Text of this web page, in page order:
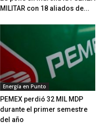
MILITAR con 18 aliados de...
Energía en Punto
PEMEX perdió 32 MIL MDP
durante el primer semestre
del año